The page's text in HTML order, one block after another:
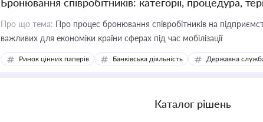
Про що тема: Про процес бронювання співробітників на
важливих для економіки країни сферах під час мобілізації
Ринок цінних паперів Банківська діяльність Державна
Каталог рішень